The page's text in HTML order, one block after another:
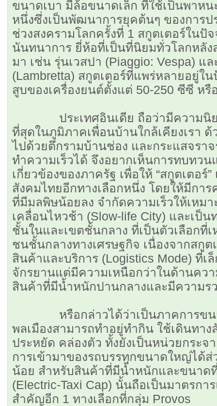
ขนาดเบา มีล้อขนาดเล็ก ที่ใช้เป็นพาห
หนึ่งซึ่งเป็นพัฒนาการยุคต้นๆ ของการ
ช่วงสงครามโลกครั้งที่ 1 สกูตเตอร์ในปั
นันทนาการ ยี่ห้อที่เป็นที่นิยมทั่วโลกหลัง
มา เช่น รุ่นเวสปา (Piaggio: Vespa) แ
(Lambretta) สกูตเตอร์ที่แพร่หลายอยู่ใ
สูบของเครื่องยนต์ตั้งแต่ 50-250 ซีซี หรื
ประเทศอินเดีย ถือว่ามีความนิย
ที่สุดในภูมิภาคเพื่อนบ้านใกล้เคียงเรา
ไปด้วยตึกรามบ้านช่อง และกระแสจรา
ทำความเร็วได้ จึงอยากเห็นการทบทว
เกี่ยวข้องของภาครัฐ เพื่อให้ “สกูตเตอ
สังคมไทยอีกทางเลือกหนึ่ง โดยให้มีกา
ที่มีมลพิษน้อยลง จำกัดความเร็วให้เหมา
เคลื่อนไหวช้า (Slow-life City) และเป็น
ชั้นในและเขตชั้นกลาง ที่เป็นตัวเลือกที่
ชนชั้นกลางทางเศรษฐกิจ เนื่องจากสกู
สินค้าและบริการ (Logistics Mode) ที่เ
จักรยานแต่มีความเหนือกว่าในด้านคว
สินค้าที่มีนํ้าหนักปานกลางและมีความร
หรือกล่าวได้ว่าเป็นภาคการขน
พลเมืองสามารถทำอยู่ทำกิน ใช้เดินทา
ประหยัด คล่องตัว ทั้งยังเป็นหน่วยกระจ
การเข้ามาของรถบรรทุกขนาดใหญ่ได้
น้อย สำหรับสินค้าที่มีนํ้าหนักและขนาด
(Electric-Taxi Cap) นั้นถือเป็นมาตรกา
สำคัญอีก 1 ทางเลือกที่กลุ่ม Provos